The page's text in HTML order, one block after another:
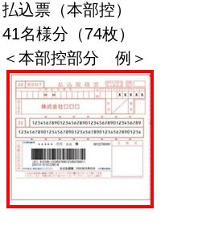
払込票（本部控）
41名様分（74枚）
＜本部控部分 例＞